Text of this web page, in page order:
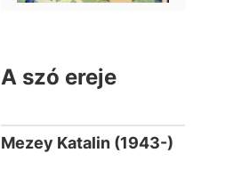
A szó ereje
Mezey Katalin (1943-)